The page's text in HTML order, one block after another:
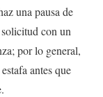
una pausa de
con un
por lo general,
antes que